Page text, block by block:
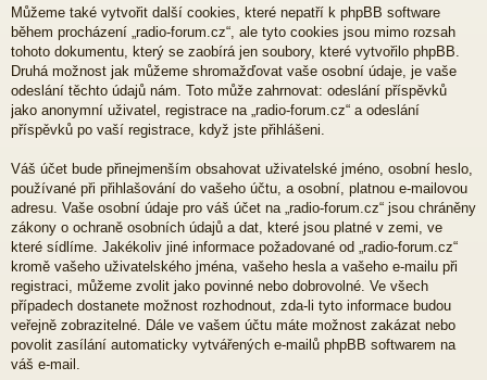
Můžeme také vytvořit další cookies, které nepatří k phpBB software
během procházení „radio-forum.cz“, ale tyto cookies jsou mimo rozsah
tohoto dokumentu, který se zaobírá jen soubory, které vytvořilo phpBB.
Druhá možnost jak můžeme shromažďovat vaše osobní údaje, je vaše
odeslání těchto údajů nám. Toto může zahrnovat: odeslání příspěvků
jako anonymní uživatel, registrace na „radio-forum.cz“ a odeslání
příspěvků po vaší registrace, když jste přihlášeni.
Váš účet bude přinejmenším obsahovat uživatelské jméno, osobní heslo,
používané při přihlašování do vašeho účtu, a osobní, platnou e-mailovou
adresu. Vaše osobní údaje pro váš účet na „radio-forum.cz“ jsou chráněny
zákony o ochraně osobních údajů a dat, které jsou platné v zemi, ve
které sídlíme. Jakékoliv jiné informace požadované od „radio-forum.cz“
kromě vašeho uživatelského jména, vašeho hesla a vašeho e-mailu při
registraci, můžeme zvolit jako povinné nebo dobrovolné. Ve všech
případech dostanete možnost rozhodnout, zda-li tyto informace budou
veřejně zobrazitelné. Dále ve vašem účtu máte možnost zakázat nebo
povolit zasílání automaticky vytvářených e-mailů phpBB softwarem na
váš e-mail.